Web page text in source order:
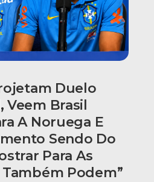
Duelo
Veem Brasil
A Noruega E
Sendo Do
Para As
Podem”